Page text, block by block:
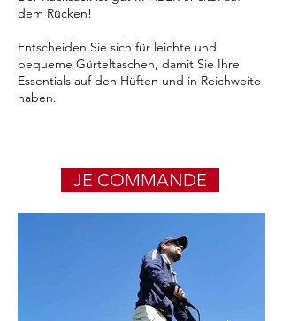
dem Rücken!
Entscheiden Sie sich für leichte und
bequeme Gürteltaschen, damit Sie Ihre
Essentials auf den Hüften und in Reichweite
haben.
JE COMMANDE